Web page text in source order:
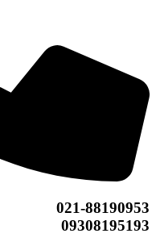
021-88190953
09308195193